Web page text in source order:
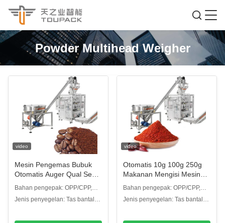
Powder Multihead Weigher
video
Mesin Pengemas Bubuk
Otomatis Auger Qual Seal
Bag Untuk Bumbu Kelor
Pedas Kunyit Jahe
Bahan pengepak: OPP/CPP,
OPP/CE, PET/PE dll.
Jenis penyegelan: Tas bantal
video
Otomatis 10g 100g 250g
Makanan Mengisi Mesin
Pengemas Susu Tepung
Jagung Cabai Bubuk
Kakao
Bahan pengepak: OPP/CPP,
OPP/CE, PET/PE dll.
Jenis penyegelan: Tas bantal